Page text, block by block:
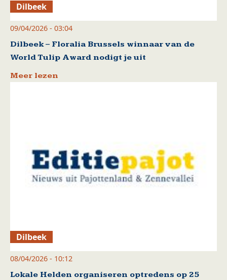
Dilbeek
09/04/2026 - 03:04
Dilbeek – Floralia Brussels winnaar van de
World Tulip Award nodigt je uit
Meer lezen
Dilbeek
08/04/2026 - 10:12
Lokale Helden organiseren optredens op 25